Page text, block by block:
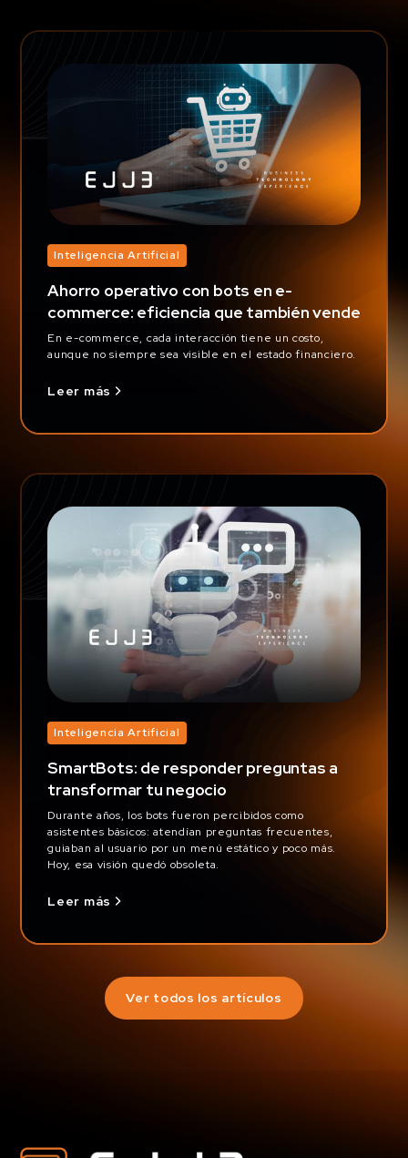
Inteligencia Artificial
Ahorro operativo con bots en e-
commerce: eficiencia que también vende
En e-commerce, cada interacción tiene un costo,
aunque no siempre sea visible en el estado financiero.
Leer más
Inteligencia Artificial
SmartBots: de responder preguntas a
transformar tu negocio
Durante años, los bots fueron percibidos como
asistentes básicos: atendían preguntas frecuentes,
guiaban al usuario por un menú estático y poco más.
Hoy, esa visión quedó obsoleta.
Leer más
Ver todos los artículos